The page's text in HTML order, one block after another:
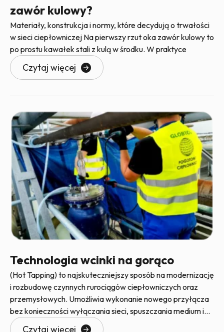
zawór kulowy?
Materiały, konstrukcja i normy, które decydują o trwałości
w sieci ciepłowniczej Na pierwszy rzut oka zawór kulowy to
po prostu kawałek stali z kulą w środku. W praktyce
Czytaj więcej
Technologia wcinki na gorąco
(Hot Tapping) to najskuteczniejszy sposób na modernizację
i rozbudowę czynnych rurociągów ciepłowniczych oraz
przemysłowych. Umożliwia wykonanie nowego przyłącza
bez konieczności wyłączania sieci, spuszczania medium i
generowania kosztownych przestojów.
Czytaj więcej